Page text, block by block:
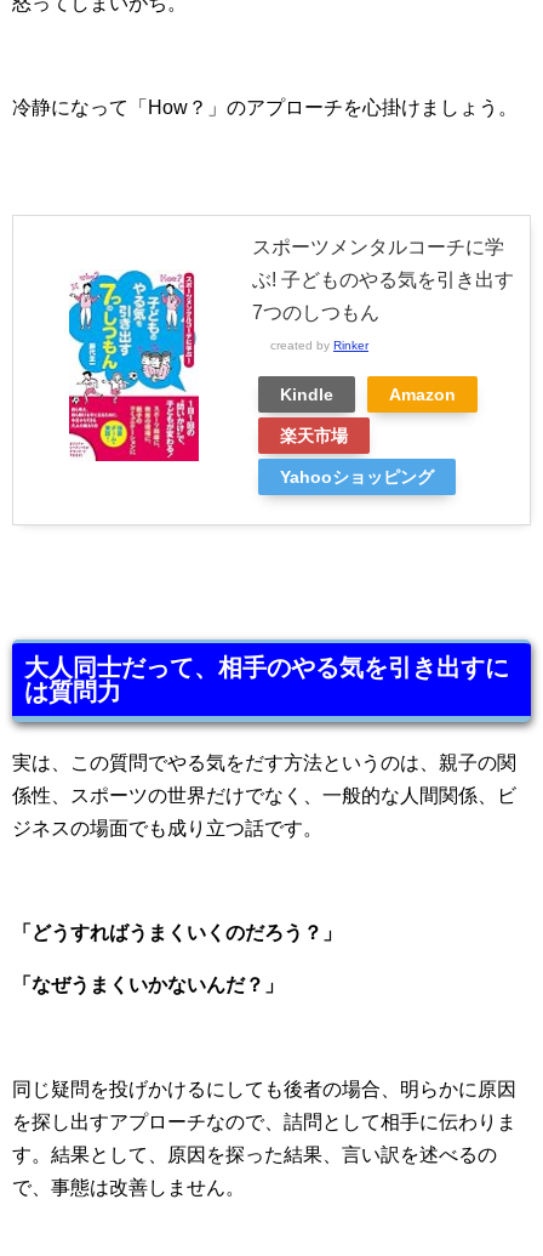
冷静になって「How？」のアプローチを心掛けましょう。
スポーツメンタルコーチに学
ぶ! 子どものやる気を引き出す
7つのしつもん
created by Rinker
Kindle Amazon
楽天市場
Yahooショッピング
大人同士だって、相手のやる気を引き出すに
は質問力
実は、この質問でやる気をだす方法というのは、親子の関
係性、スポーツの世界だけでなく、一般的な人間関係、ビ
ジネスの場面でも成り立つ話です。
「どうすればうまくいくのだろう？」
「なぜうまくいかないんだ？」
同じ疑問を投げかけるにしても後者の場合、明らかに原因
を探し出すアプローチなので、詰問として相手に伝わりま
す。結果として、原因を探った結果、言い訳を述べるの
で、事態は改善しません。